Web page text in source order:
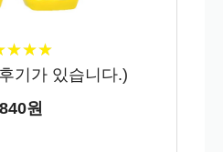
★★★
★★★
기가 있습니다.)
원